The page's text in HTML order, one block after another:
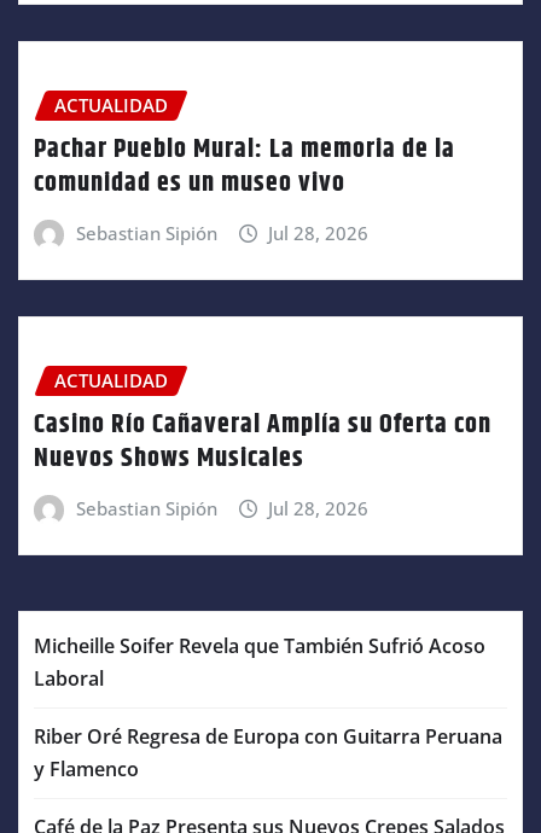
ACTUALIDAD
Pachar Pueblo Mural: La memoria de la
comunidad es un museo vivo
Sebastian Sipión Jul 28, 2026
ACTUALIDAD
Casino Río Cañaveral Amplía su Oferta con
Nuevos Shows Musicales
Sebastian Sipión Jul 28, 2026
Micheille Soifer Revela que También Sufrió Acoso
Laboral
Riber Oré Regresa de Europa con Guitarra Peruana
y Flamenco
Café de la Paz Presenta sus Nuevos Crepes Salados